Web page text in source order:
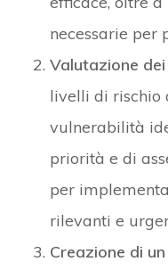
necessarie per
Valutazione
livelli di rischio
vulnerabilità
priorità e di
per
rilevanti e
Creazione di